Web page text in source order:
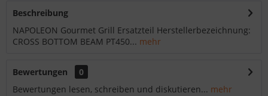
Beschreibung
NAPOLEON Gourmet Grill Ersatzteil Herstellerbezeichnung:
CROSS BOTTOM BEAM PT450... mehr
Bewertungen
0
Bewertungen lesen, schreiben und diskutieren... mehr